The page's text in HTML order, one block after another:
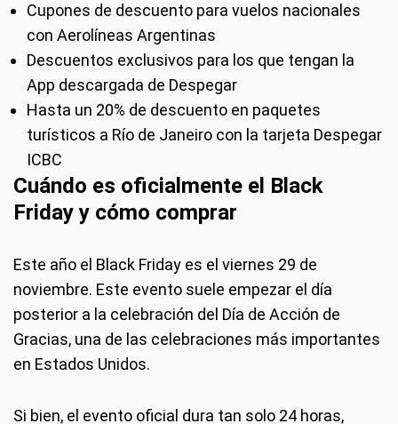
Cupones de descuento para vuelos nacionales
con Aerolíneas Argentinas
Descuentos exclusivos para los que tengan la
App descargada de Despegar
Hasta un 20% de descuento en paquetes
turísticos a Río de Janeiro con la tarjeta Despegar
ICBC
Cuándo es oficialmente el Black
Friday y cómo comprar
Este año el Black Friday es el viernes 29 de
noviembre. Este evento suele empezar el día
posterior a la celebración del Día de Acción de
Gracias, una de las celebraciones más importantes
en Estados Unidos.
Si bien, el evento oficial dura tan solo 24 horas,